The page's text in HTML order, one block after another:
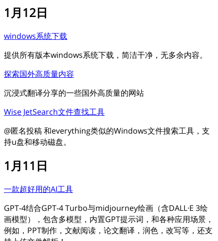
1月12日
windows系统下载
提供所有版本windows系统下载，简洁干净，无多余内容。
探索国外高质量内容
沉浸式翻译分享的一些国外高质量的网站
Wise JetSearch文件查找工具
@匿名投稿 和everything类似的Windows文件搜索工具，支
持u盘和移动磁盘。
1月11日
一款超好用的AI工具
GPT-4结合GPT-4 Turbo与midjourney绘画（含DALL·E 3绘
画模型），包含多模型，内置GPT提示词，和各种应用场景，
例如，PPT制作，文献阅读，论文翻译，润色，改写等，还支